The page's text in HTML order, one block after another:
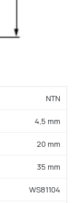
NTN
4,5 mm
20 mm
35 mm
WS81104